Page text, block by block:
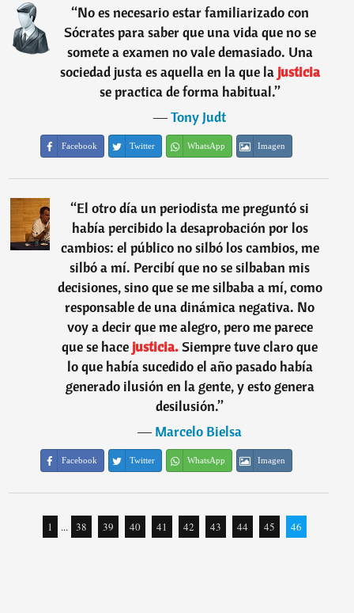
“No es necesario estar familiarizado con
Sócrates para saber que una vida que no se
somete a examen no vale demasiado. Una
sociedad justa es aquella en la que lajusticia
se practica de forma habitual.”
―Tony Judt
Facebook Twitter WhatsApp Imagen
“El otro día un periodista me preguntó si
había percibido la desaprobación por los
cambios: el público no silbó los cambios, me
silbó a mí. Percibí que no se silbaban mis
decisiones, sino que se me silbaba a mí, como
responsable de una dinámica negativa. No
voy a decir que me alegro, pero me parece
que se hace justicia.Siempre tuve claro que
lo que había sucedido el año pasado había
generado ilusión en la gente, y esto genera
desilusión.”
―Marcelo Bielsa
Facebook Twitter WhatsApp Imagen
1 ... 38 39 40 41 42 43 44 45 46